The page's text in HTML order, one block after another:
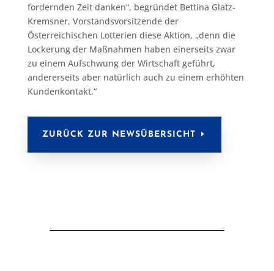
fordernden Zeit danken“, begründet Bettina Glatz-
Kremsner, Vorstandsvorsitzende der
Österreichischen Lotterien diese Aktion, „denn die
Lockerung der Maßnahmen haben einerseits zwar
zu einem Aufschwung der Wirtschaft geführt,
andererseits aber natürlich auch zu einem erhöhten
Kundenkontakt.“
ZURÜCK ZUR NEWSÜBERSICHT